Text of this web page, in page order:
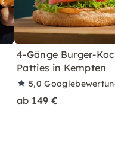
4-Gänge Burger-
Patties in Kempten
5,0
ab 149 €